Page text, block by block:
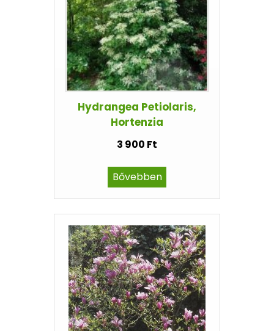
Hydrangea Petiolaris,
Hortenzia
3 900 Ft
Bővebben